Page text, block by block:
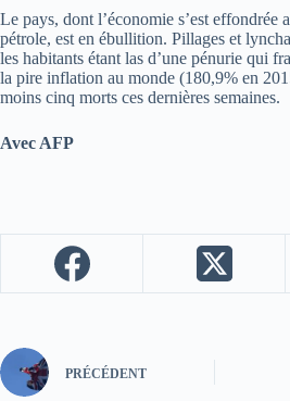
Le pays, dont l’économie s’est effondrée
pétrole, est en ébullition. Pillages et
les habitants étant las d’une pénurie qui
la pire inflation au monde (180,9% en
moins cinq morts ces dernières semaines.
Avec AFP
PRÉCÉDENT